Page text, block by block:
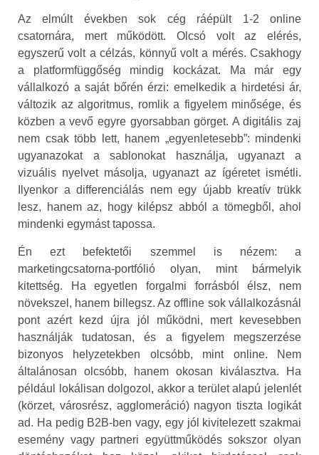
Az elmúlt években sok cég ráépült 1-2 online
csatornára, mert működött. Olcsó volt az elérés,
egyszerű volt a célzás, könnyű volt a mérés. Csakhogy
a platformfüggőség mindig kockázat. Ma már egy
vállalkozó a saját bőrén érzi: emelkedik a hirdetési ár,
változik az algoritmus, romlik a figyelem minősége, és
közben a vevő egyre gyorsabban görget. A digitális zaj
nem csak több lett, hanem „egyenletesebb”: mindenki
ugyanazokat a sablonokat használja, ugyanazt a
vizuális nyelvet másolja, ugyanazt az ígéretet ismétli.
Ilyenkor a differenciálás nem egy újabb kreatív trükk
lesz, hanem az, hogy kilépsz abból a tömegből, ahol
mindenki egymást tapossa.
Én ezt befektetői szemmel is nézem: a
marketingcsatorna-portfólió olyan, mint bármelyik
kitettség. Ha egyetlen forgalmi forrásból élsz, nem
növekszel, hanem billegsz. Az offline sok vállalkozásnál
pont azért kezd újra jól működni, mert kevesebben
használják tudatosan, és a figyelem megszerzése
bizonyos helyzetekben olcsóbb, mint online. Nem
általánosan olcsóbb, hanem okosan kiválasztva. Ha
például lokálisan dolgozol, akkor a terület alapú jelenlét
(körzet, városrész, agglomeráció) nagyon tiszta logikát
ad. Ha pedig B2B-ben vagy, egy jól kivitelezett szakmai
esemény vagy partneri együttműködés sokszor olyan